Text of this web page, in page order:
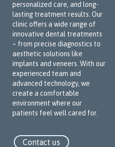
personalized care, and long-
lasting treatment results. Our
clinic offers a wide range of
innovative dental treatments
– from precise diagnostics to
aesthetic solutions like
implants and veneers. With our
experienced team and
advanced technology, we
create a comfortable
environment where our
patients feel well cared for.
Contact us